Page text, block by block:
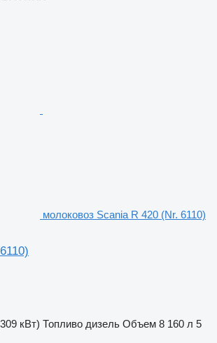
молоковоз Scania R 420 (Nr. 6110)
кВт) Топливо дизель Объем 8 160 л 5